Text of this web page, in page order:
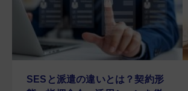
SESと派遣の違いとは？契約形